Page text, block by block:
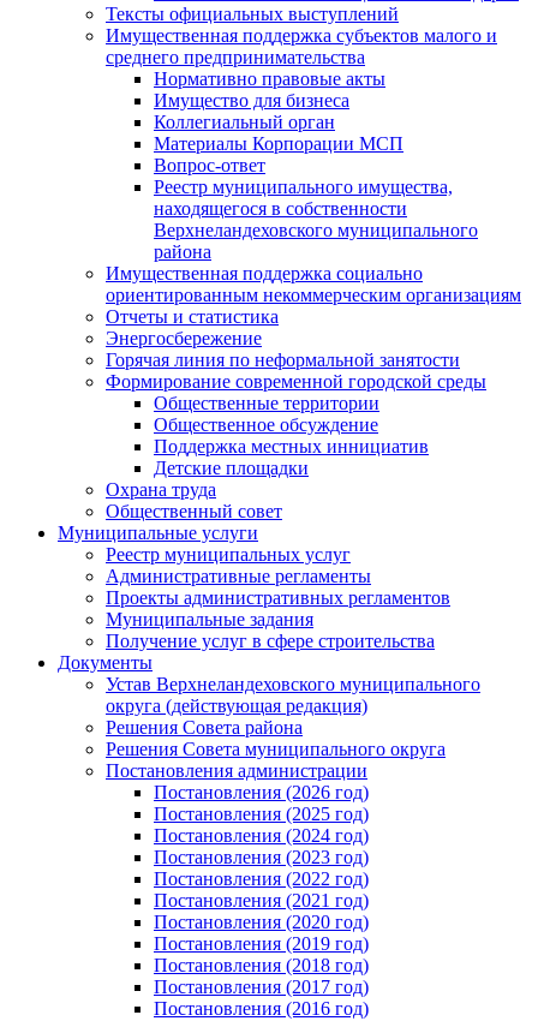
Тексты официальных выступлений
Имущественная поддержка субъектов малого и
среднего предпринимательства
Нормативно правовые акты
Имущество для бизнеса
Коллегиальный орган
Материалы Корпорации МСП
Вопрос-ответ
Реестр муниципального имущества,
находящегося в собственности
Верхнеландеховского муниципального
района
Имущественная поддержка социально
ориентированным некоммерческим организациям
Отчеты и статистика
Энергосбережение
Горячая линия по неформальной занятости
Формирование современной городской среды
Общественные территории
Общественное обсуждение
Поддержка местных иннициатив
Детские площадки
Охрана труда
Общественный совет
Муниципальные услуги
Реестр муниципальных услуг
Административные регламенты
Проекты административных регламентов
Муниципальные задания
Получение услуг в сфере строительства
Документы
Устав Верхнеландеховского муниципального
округа (действующая редакция)
Решения Совета района
Решения Совета муниципального округа
Постановления администрации
Постановления (2026 год)
Постановления (2025 год)
Постановления (2024 год)
Постановления (2023 год)
Постановления (2022 год)
Постановления (2021 год)
Постановления (2020 год)
Постановления (2019 год)
Постановления (2018 год)
Постановления (2017 год)
Постановления (2016 год)